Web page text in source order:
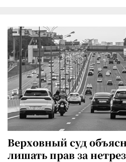
Верховный суд
лишать прав за